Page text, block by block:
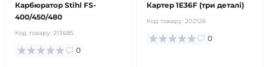
Карбюратор Stihl FS-
400/450/480
Код товару: 213685
0
Картер 1E36F (три деталі)
Код товару: 202126
0